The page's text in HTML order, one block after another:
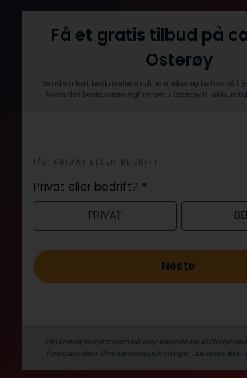
Få et gratis tilbud på
Osterøy
Send en kort beskrivelse av dine ønsker og behov, så
finne det beste cateringfirmaet i Osterøy til akkurat
i
n
n
o
d
1/3: PRIVAT ELLER BEDRIFT
Privat eller bedrift? *
PRIVAT
Neste
Din kontaktinformasjon blir utelukkende brukt i
forespørselen. Dine person­­opplysninger utleveres ikke